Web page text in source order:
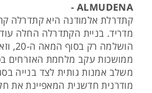
ALMUDENA -
קתדרלת אלמודנה היא קתדרלה
ממושכות עקב מלחמת האזרחים
משלב אמנות גותית לצד בנייה
מודרנית חדשנית המאפיינת את